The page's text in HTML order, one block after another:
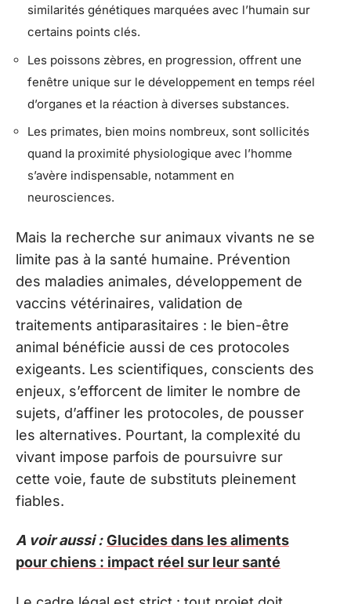
similarités génétiques marquées avec l’humain sur
certains points clés.
Les poissons zèbres, en progression, offrent une
fenêtre unique sur le développement en temps réel
d’organes et la réaction à diverses substances.
Les primates, bien moins nombreux, sont sollicités
quand la proximité physiologique avec l’homme
s’avère indispensable, notamment en
neurosciences.
Mais la recherche sur animaux vivants ne se
limite pas à la santé humaine. Prévention
des maladies animales, développement de
vaccins vétérinaires, validation de
traitements antiparasitaires : le bien-être
animal bénéficie aussi de ces protocoles
exigeants. Les scientifiques, conscients des
enjeux, s’efforcent de limiter le nombre de
sujets, d’affiner les protocoles, de pousser
les alternatives. Pourtant, la complexité du
vivant impose parfois de poursuivre sur
cette voie, faute de substituts pleinement
fiables.
A voir aussi : Glucides dans les aliments
pour chiens : impact réel sur leur santé